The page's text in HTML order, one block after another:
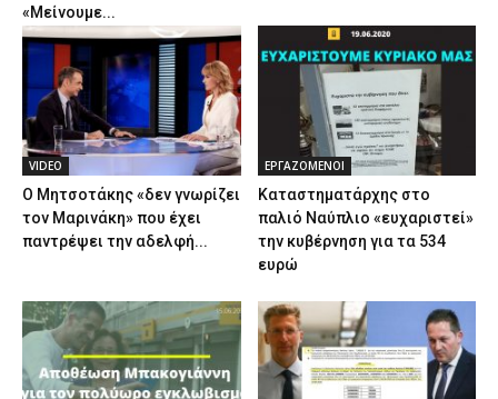
«Μείνουμε...
VIDEO
Ο Μητσοτάκης «δεν γνωρίζει
τον Μαρινάκη» που έχει
παντρέψει την αδελφή...
ΕΡΓΑΖΟΜΕΝΟΙ
Καταστηματάρχης στο
παλιό Ναύπλιο «ευχαριστεί»
την κυβέρνηση για τα 534
ευρώ